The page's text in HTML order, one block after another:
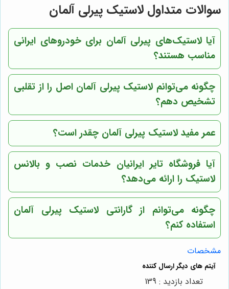
سوالات متداول لاستیک پیرلی آلمان
آیا لاستیک‌های پیرلی آلمان برای خودروهای ایرانی
مناسب هستند؟
چگونه می‌توانم لاستیک پیرلی آلمان اصل را از تقلبی
تشخیص دهم؟
عمر مفید لاستیک پیرلی آلمان چقدر است؟
آیا فروشگاه تایر ایرانیان خدمات نصب و بالانس
لاستیک را ارائه می‌دهد؟
چگونه می‌توانم از گارانتی لاستیک پیرلی آلمان
استفاده کنم؟
مشخصات
تعداد بازدید : 139